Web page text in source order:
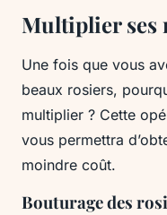
Multiplier ses
Une fois que vous
beaux rosiers,
multiplier ? Cette
vous permettra
moindre coût.
Bouturage des